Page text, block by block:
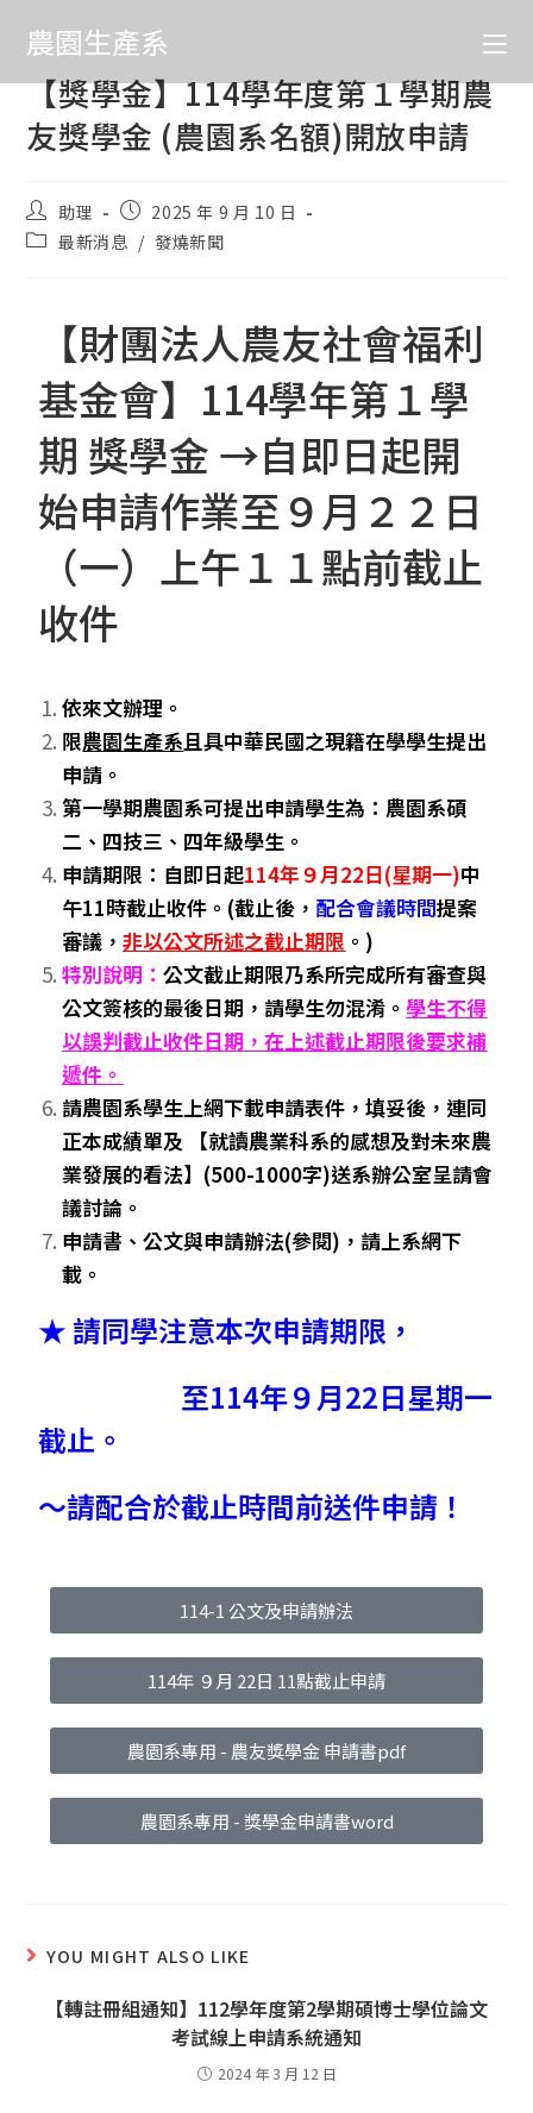
農園生產系
【獎學金】114學年度第１學期農
友獎學金 (農園系名額)開放申請
助理
2025 年 9 月 10 日
最新消息 / 發燒新聞
【財團法人農友社會福利
基金會】114學年第１學
期 獎學金 →自即日起開
始申請作業至９月２２日
（一）上午１１點前截止
收件
依來文辦理。
限農園生產系且具中華民國之現籍在學學生提出
申請。
第一學期農園系可提出申請學生為：農園系碩
二、四技三、四年級學生。
申請期限：自即日起114年９月22日(星期一)中
午11時截止收件。(截止後， 配合會議時間提案
審議，非以公文所述之截止期限 。)
特別說明：公文截止期限乃系所完成所有審查與
公文簽核的最後日期 ，請學生勿混淆。 學生不得
以誤判截止收件日期，在上述截止期限後要求補
遞件。
請農園系學生上網下載申請表件，填妥後，連同
正本成績單及 【就讀農業科系的感想及對未來農
業發展的看法】(500-1000字)送系辦公室呈請會
議討論。
申請書、公文與申請辦法(參閱)，請上系網下
載。
★ 請同學注意本次申請期限，
至114年９月22日星期一
截止。
～請配合於截止時間前送件申請！
114-1 公文及申請辦法
114年 ９月 22日 11點截止申請
農園系專用 - 農友獎學金 申請書pdf
農園系專用 - 獎學金申請書word
YOU MIGHT ALSO LIKE
【轉註冊組通知】112學年度第2學期碩博士學位論文
考試線上申請系統通知
2024 年 3 月 12 日